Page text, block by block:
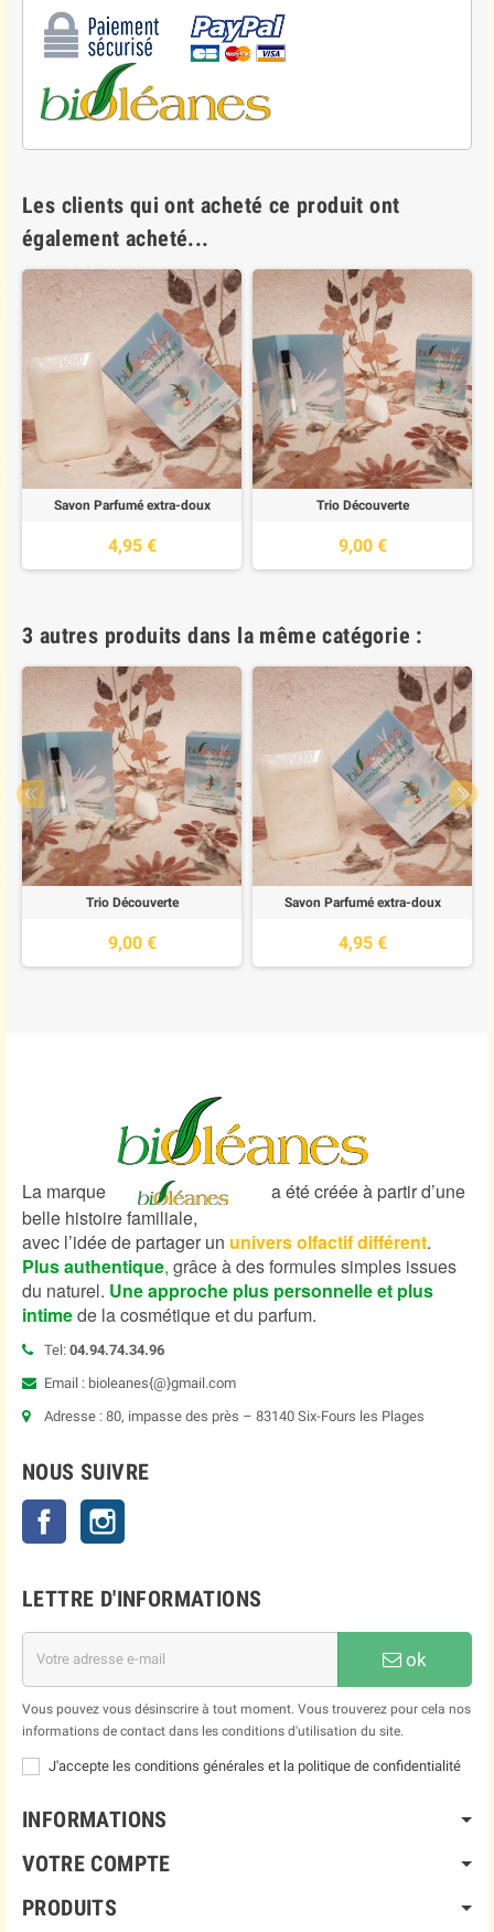
Les clients qui ont acheté ce produit ont
également acheté...
Savon Parfumé extra-doux
4,95 €
Trio Découverte
9,00 €
3 autres produits dans la même catégorie :
Trio Découverte
9,00 €
Savon Parfumé extra-doux
4,95 €
La marque
a été créée à partir d’une
belle histoire familiale,
avec l’idée de partager un univers olfactif différent.
Plus authentique, grâce à des formules simples issues
du naturel. Une approche plus personnelle et plus
intimede la cosmétique et du parfum.
Tel: 04.94.74.34.96
Email : bioleanes{@}gmail.com
Adresse : 80, impasse des près – 83140 Six-Fours les Plages
NOUS SUIVRE
Facebook
LETTRE D'INFORMATIONS
ok
Vous pouvez vous désinscrire à tout moment. Vous trouverez pour cela nos
informations de contact dans les conditions d'utilisation du site.
J'accepte les conditions générales et la politique de confidentialité
INFORMATIONS
VOTRE COMPTE
PRODUITS